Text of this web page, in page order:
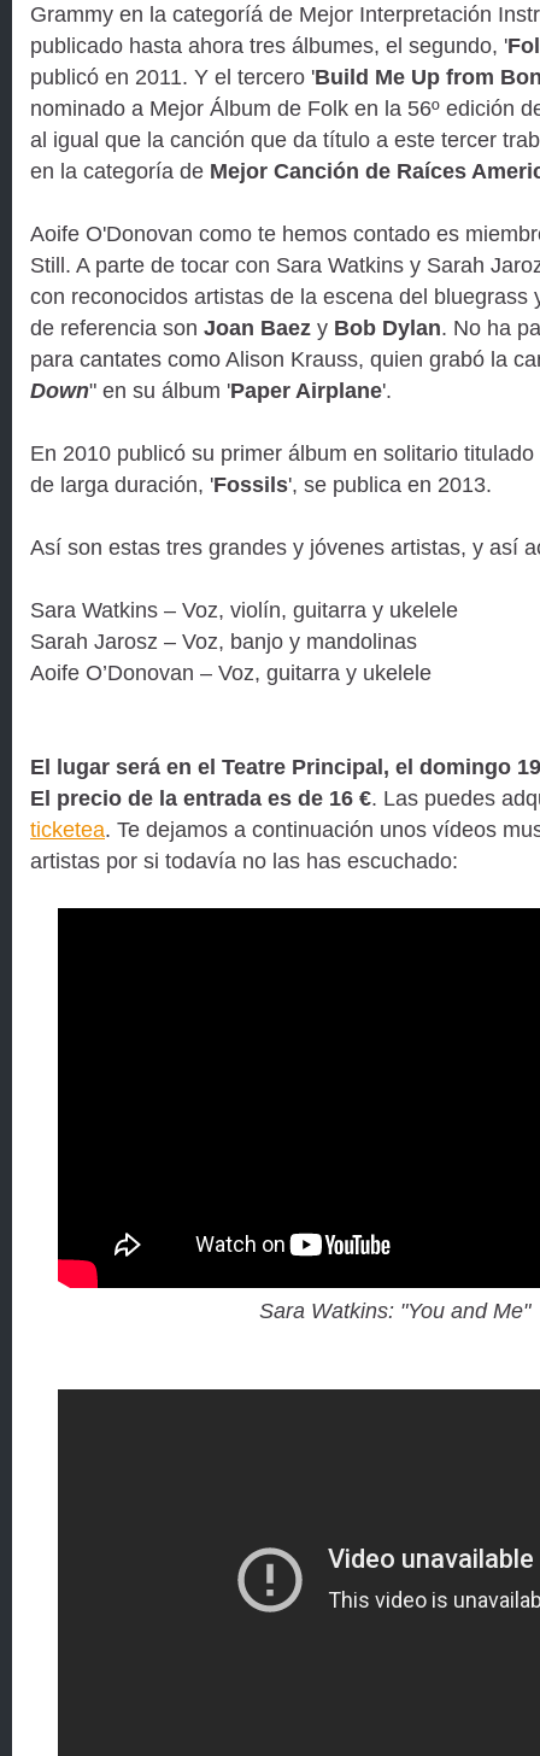
Grammy en la categoríá de Mejor Interpretación
publicado hasta ahora tres álbumes, el segundo, '
publicó en 2011. Y el tercero 'Build Me Up from
nominado a Mejor Álbum de Folk en la 56º edición
al igual que la canción que da título a este tercer
en la categoría de Mejor Canción de Raíces
Aoife O'Donovan como te hemos contado es
Still. A parte de tocar con Sara Watkins y Sarah
con reconocidos artistas de la escena del bluegrass
de referencia son Joan Baez y Bob Dylan. No ha
para cantates como Alison Krauss, quien grabó la
Down" en su álbum 'Paper Airplane'.
En 2010 publicó su primer álbum en solitario titulado
de larga duración, 'Fossils', se publica en 2013.
Así son estas tres grandes y jóvenes artistas, y así
Sara Watkins – Voz, violín, guitarra y ukelele
Sarah Jarosz – Voz, banjo y mandolinas
Aoife O’Donovan – Voz, guitarra y ukelele
El lugar será en el Teatre Principal, el domingo
El precio de la entrada es de 16 €. Las puedes
ticketea. Te dejamos a continuación unos vídeos
artistas por si todavía no las has escuchado:
Sara Watkins: "You and Me"